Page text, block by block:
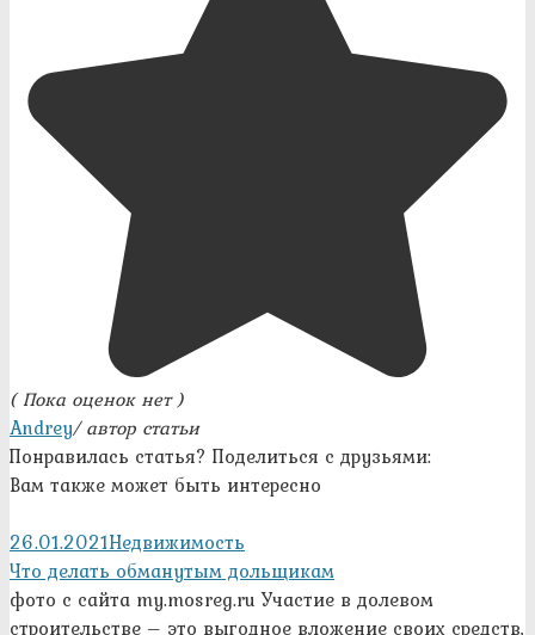
( Пока оценок нет )
Andrey/ автор статьи
Понравилась статья? Поделиться с друзьями:
Вам также может быть интересно
26.01.2021Недвижимость
Что делать обманутым дольщикам
фото с сайта my.mosreg.ru Участие в долевом
строительстве – это выгодное вложение своих средств,